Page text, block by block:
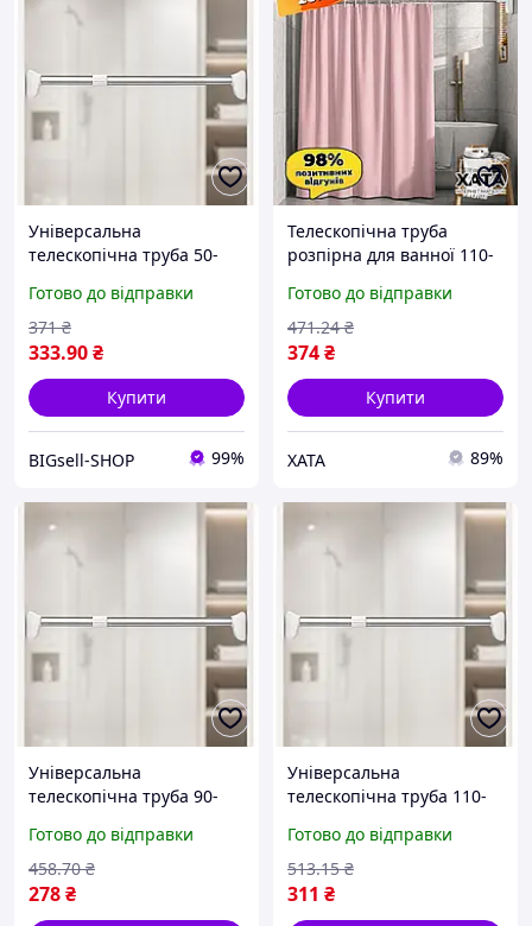
Універсальна
телескопічна труба 50-
телескопічна для ванної
та гардеробу
Готово до відправки
333.90₴
371 ₴
Купити
BIGsell-SHOP 99%
Телескопічна труба
розпірна для ванної 110-
метал/пластик, білий, без
свердління
Готово до відправки
374₴
471.24 ₴
Купити
XATA 89%
Універсальна
телескопічна труба 90-
телескопічна для ванної
та гардеробу
Готово до відправки
278₴
458.70 ₴
Універсальна
телескопічна труба 110-
телескопічна для ванної
та гардеробу
Готово до відправки
311 ₴
513.15 ₴